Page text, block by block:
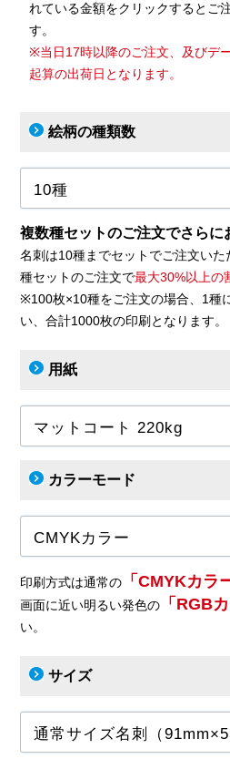
れている金額をクリックするとご
す。
※当日17時以降のご注文、及びデ
起算の出荷日となります。
絵柄の種類数
複数種セットのご注文でさらに
名刺は10種までセットでご注文い
種セットのご注文で最大30%以上の
※100枚×10種をご注文の場合、1種
い、合計1000枚の印刷となります。
用紙
カラーモード
印刷方式は通常の 「CMYKカラ
画面に近い明るい発色の
「RGB
い。
サイズ